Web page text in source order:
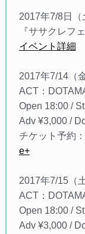
2017年7/8日
『ササクレフ
イベント詳細
2017年7/14（
ACT：
Open 18:00 /
Adv ¥3,000 /
チケット予約
e+
2017年7/15（
ACT：
Open 18:00 /
Adv ¥3,000 /